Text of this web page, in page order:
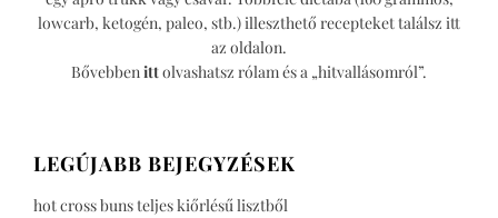
lowcarb, ketogén, paleo, stb.) illeszthető recepteket találsz itt
az oldalon.
Bővebben ittolvashatsz rólam és a „hitvallásomról”.
LEGÚJABB BEJEGYZÉSEK
hot cross buns teljes kiőrlésű lisztből